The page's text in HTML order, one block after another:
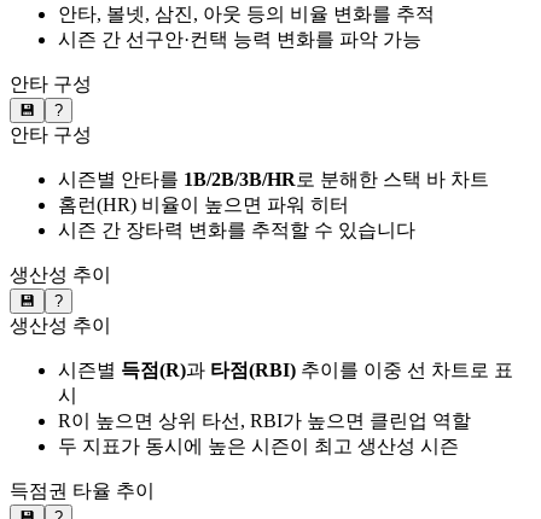
안타, 볼넷, 삼진, 아웃 등의 비율 변화를 추적
시즌 간 선구안·컨택 능력 변화를 파악 가능
안타 구성
💾 ?
안타 구성
시즌별 안타를 1B/2B/3B/HR로 분해한 스택 바 차트
홈런(HR) 비율이 높으면 파워 히터
시즌 간 장타력 변화를 추적할 수 있습니다
생산성 추이
💾 ?
생산성 추이
시즌별 득점(R)과 타점(RBI) 추이를 이중 선 차트로 표
시
R이 높으면 상위 타선, RBI가 높으면 클린업 역할
두 지표가 동시에 높은 시즌이 최고 생산성 시즌
득점권 타율 추이